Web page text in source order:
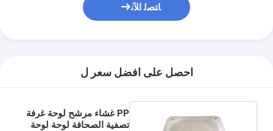
ﺎﺘﺼﻟ ﺍﻶﻧ
احصل على افضل سعر ل
PP غشاء مرشح لوحة غرفة
تصفية الصحافة لوحة لوحة